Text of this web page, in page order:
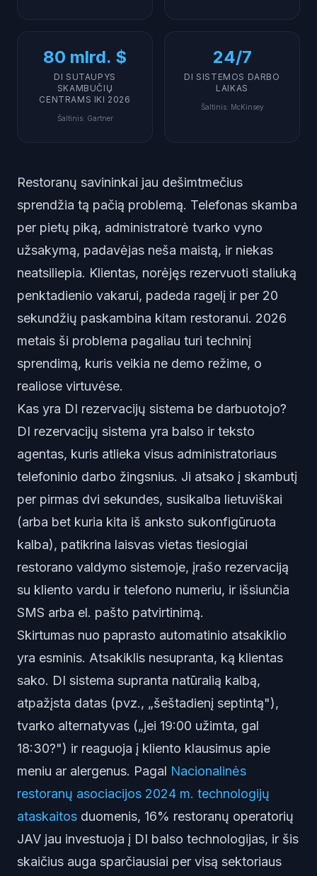
80 mlrd. $
DI SUTAUPYS
SKAMBUČIŲ
CENTRAMS IKI 2026
Šaltinis: Gartner
24/7
DI SISTEMOS DARBO
LAIKAS
Šaltinis: McKinsey
Restoranų savininkai jau dešimtmečius
sprendžia tą pačią problemą. Telefonas skamba
per pietų piką, administratorė tvarko vyno
užsakymą, padavėjas neša maistą, ir niekas
neatsiliepia. Klientas, norėjęs rezervuoti staliuką
penktadienio vakarui, padeda ragelį ir per 20
sekundžių paskambina kitam restoranui. 2026
metais ši problema pagaliau turi techninį
sprendimą, kuris veikia ne demo režime, o
realiose virtuvėse.
Kas yra DI rezervacijų sistema be darbuotojo?
DI rezervacijų sistema yra balso ir teksto
agentas, kuris atlieka visus administratoriaus
telefoninio darbo žingsnius. Ji atsako į skambutį
per pirmas dvi sekundes, susikalba lietuviškai
(arba bet kuria kita iš anksto sukonfigūruota
kalba), patikrina laisvas vietas tiesiogiai
restorano valdymo sistemoje, įrašo rezervaciją
su kliento vardu ir telefono numeriu, ir išsiunčia
SMS arba el. pašto patvirtinimą.
Skirtumas nuo paprasto automatinio atsakiklio
yra esminis. Atsakiklis nesupranta, ką klientas
sako. DI sistema supranta natūralią kalbą,
atpažįsta datas (pvz., „šeštadienį septintą"),
tvarko alternatyvas („jei 19:00 užimta, gal
18:30?") ir reaguoja į kliento klausimus apie
meniu ar alergenus. Pagal Nacionalinės
restoranų asociacijos 2024 m. technologijų
ataskaitos duomenis, 16% restoranų operatorių
JAV jau investuoja į DI balso technologijas, ir šis
skaičius auga sparčiausiai per visą sektoriaus